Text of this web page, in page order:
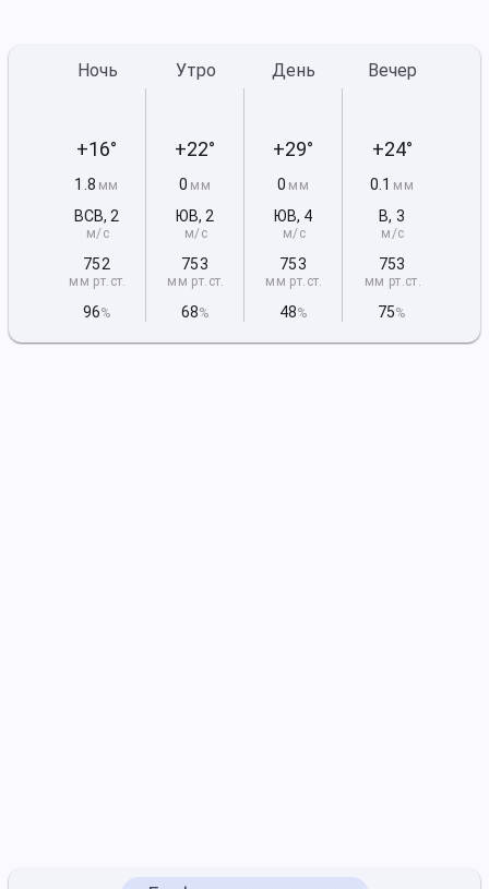
Ночь
+16°
1.8 мм
ВСВ, 2
м/с
752
мм рт.ст.
96%
Утро
+22°
0 мм
ЮВ, 2
м/с
753
мм рт.ст.
68%
День
+29°
0 мм
ЮВ, 4
м/с
753
мм рт.ст.
48%
Вечер
+24°
0.1 мм
В, 3
м/с
753
мм рт.ст.
75%